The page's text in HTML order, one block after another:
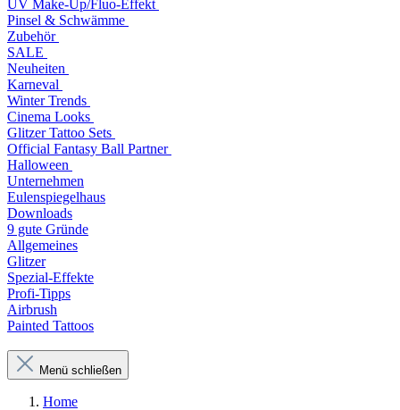
UV Make-Up/Fluo-Effekt
Pinsel & Schwämme
Zubehör
SALE
Neuheiten
Karneval
Winter Trends
Cinema Looks
Glitzer Tattoo Sets
Official Fantasy Ball Partner
Halloween
Unternehmen
Eulenspiegelhaus
Downloads
9 gute Gründe
Allgemeines
Glitzer
Spezial-Effekte
Profi-Tipps
Airbrush
Painted Tattoos
Menü schließen
Home